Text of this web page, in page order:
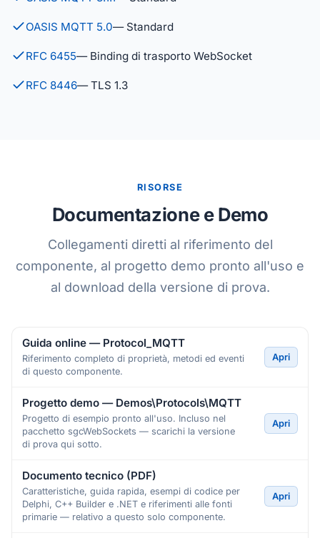
OASIS MQTT 5.0— Standard
RFC 6455— Binding di trasporto WebSocket
RFC 8446— TLS 1.3
RISORSE
Documentazione e Demo
Collegamenti diretti al riferimento del
componente, al progetto demo pronto all'uso e
al download della versione di prova.
Guida online — Protocol_MQTT
Riferimento completo di proprietà, metodi ed eventi
di questo componente.
Apri
Progetto demo — Demos\Protocols\MQTT
Progetto di esempio pronto all'uso. Incluso nel
pacchetto sgcWebSockets — scarichi la versione
di prova qui sotto.
Apri
Documento tecnico (PDF)
Caratteristiche, guida rapida, esempi di codice per
Delphi, C++ Builder e .NET e riferimenti alle fonti
primarie — relativo a questo solo componente.
Apri